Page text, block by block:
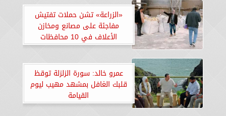
«الزراعة» تشن حملات تفتيش
مفاجئة على مصانع ومخازن
الأعلاف في 10 محافظات
عمرو خالد: سورة الزلزلة توقظ
قلبك الغافل بمشهد مهيب ليوم
القيامة